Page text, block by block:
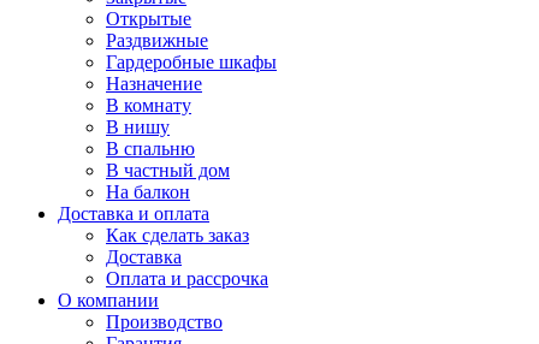
Открытые
Раздвижные
Гардеробные шкафы
Назначение
В комнату
В нишу
В спальню
В частный дом
На балкон
Доставка и оплата
Как сделать заказ
Доставка
Оплата и рассрочка
О компании
Производство